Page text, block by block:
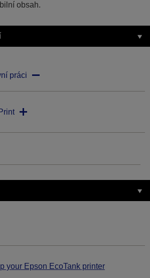
obsah.
práci
your Epson EcoTank printer